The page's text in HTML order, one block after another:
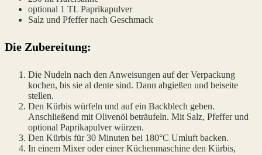
optional 1 TL Paprikapulver
Salz und Pfeffer nach Geschmack
Die Zubereitung:
Die Nudeln nach den Anweisungen auf der Verpackung
kochen, bis sie al dente sind. Dann abgießen und beiseite
stellen.
Den Kürbis würfeln und auf ein Backblech geben.
Anschließend mit Olivenöl beträufeln. Mit Salz, Pfeffer und
optional Paprikapulver würzen.
Den Kürbis für 30 Minuten bei 180°C Umluft backen.
In einem Mixer oder einer Küchenmaschine den Kürbis,